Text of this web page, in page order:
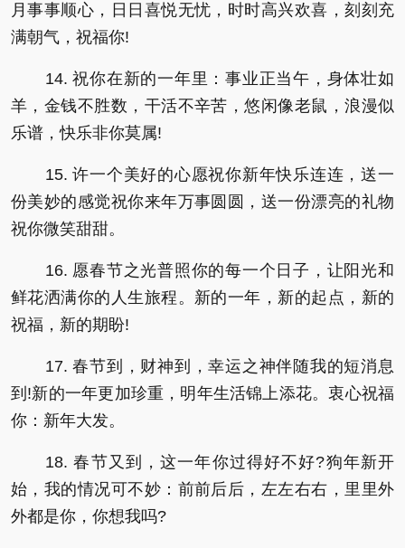
月事事顺心，日日喜悦无忧，时时高兴欢喜，刻刻充
满朝气，祝福你!
14. 祝你在新的一年里：事业正当午，身体壮如
羊，金钱不胜数，干活不辛苦，悠闲像老鼠，浪漫似
乐谱，快乐非你莫属!
15. 许一个美好的心愿祝你新年快乐连连，送一
份美妙的感觉祝你来年万事圆圆，送一份漂亮的礼物
祝你微笑甜甜。
16. 愿春节之光普照你的每一个日子，让阳光和
鲜花洒满你的人生旅程。新的一年，新的起点，新的
祝福，新的期盼!
17. 春节到，财神到，幸运之神伴随我的短消息
到!新的一年更加珍重，明年生活锦上添花。衷心祝福
你：新年大发。
18. 春节又到，这一年你过得好不好?狗年新开
始，我的情况可不妙：前前后后，左左右右，里里外
外都是你，你想我吗?